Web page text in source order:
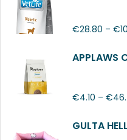
€28.80 – €
APPLAWS
€4.10 – €
GULTA